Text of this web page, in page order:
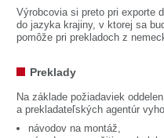
Výrobcovia si preto pri exporte
do jazyka krajiny, v ktorej sa
pomôže pri prekladoch z
Preklady
Na základe požiadaviek
a prekladateľských agentúr
návodov na montáž,